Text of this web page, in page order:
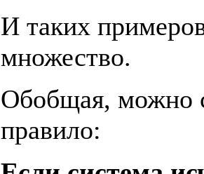
И таких
множество.
Обобщая, можно
правило: